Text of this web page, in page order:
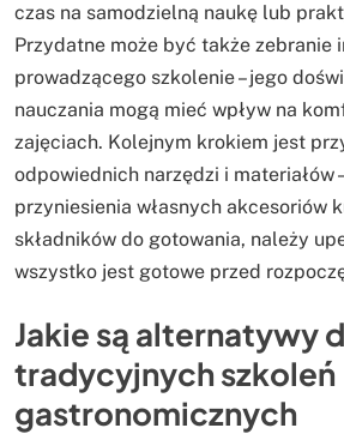
czas na samodzielną naukę lub
Przydatne może być także zebranie
prowadzącego szkolenie – jego
nauczania mogą mieć wpływ na
zajęciach. Kolejnym krokiem jest
odpowiednich narzędzi i materiałów
przyniesienia własnych akcesoriów
składników do gotowania, należy
wszystko jest gotowe przed
Jakie są alternatywy
tradycyjnych szkoleń
gastronomicznych